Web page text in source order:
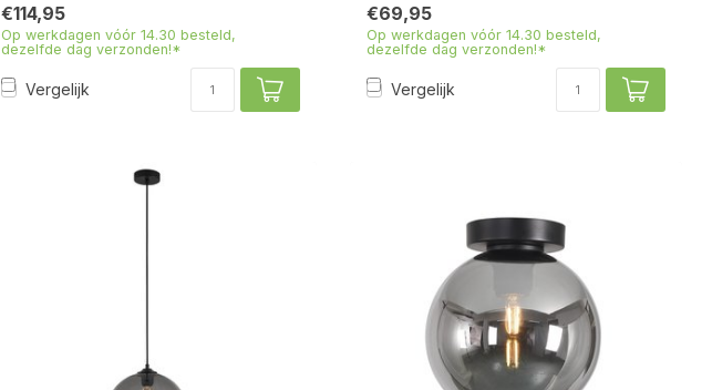
€114,95
Op werkdagen vóór 14.30 besteld,
dezelfde dag verzonden!*
Vergelijk
€69,95
Op werkdagen vóór 14.30 besteld,
dezelfde dag verzonden!*
Vergelijk